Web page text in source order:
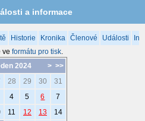
a informace
Historie Kronika Členové Události
ve formátu pro tisk.
> >>
2024
28 29 30
31
4 5 6
7
11 12 13
14